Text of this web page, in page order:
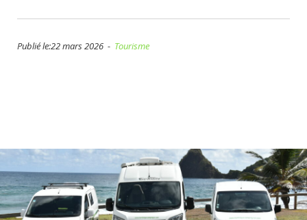
Publié le:22 mars 2026 - Tourisme